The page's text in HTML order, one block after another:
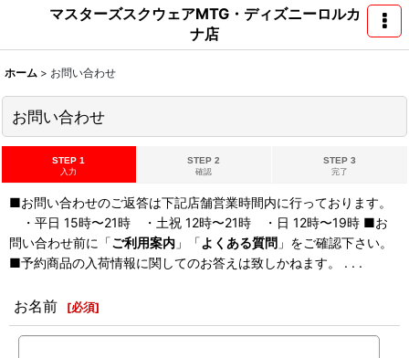
マスターズスクウェアMTG・ディズニーロルカ
ナ店
ホーム > お問い合わせ
お問い合わせ
STEP 1
入力
STEP 2
確認
STEP 3
完了
■お問い合わせのご返答は下記店舗営業時間内に行っております。
・平日 15時〜21時 ・土祝 12時〜21時 ・日 12時〜19時 ■お
問い合わせ前に「ご利用案内 」「よくある質問 」をご確認下さい。
■予約商品の入荷情報に関してのお答えは致しかねます。 . . .
お名前 [必須]